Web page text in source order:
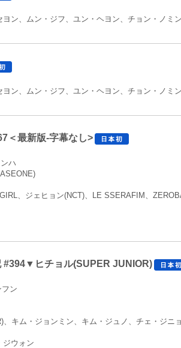
ン、ムン・ジフ、ユン・ヘヨン、チョン・ノミ
ン、ムン・ジフ、ユン・ヘヨン、チョン・ノミ
＜最新版-字幕なし>
ハ
、ジェヒョン(NCT)、LE SSERAFIM、
#394▼ヒチョル(SUPER JUNIOR)
ン
キム・ジョンミン、キム・ジュノ、チェ・ジニ
ジウォン